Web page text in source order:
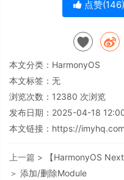
点赞(146)
本文分类： HarmonyOS
本文标签：无
浏览次数： 12380 次浏览
发布日期：2025-04-18
本文链接： https://
上一篇 >
【HarmonyOS
＞ 添加/删除Module